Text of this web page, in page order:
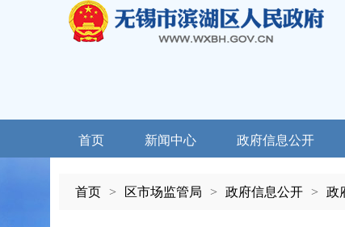
首页 新闻中心 政府信息公开
首页 > 区市场监管局 > 政府信息公开 > 政